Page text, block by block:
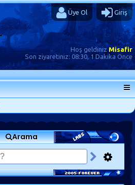
Üye Ol Giriş
Hoş geldinizMisafir
Son ziyaretiniz: 08:30, 1 Dakika Önce
Arama